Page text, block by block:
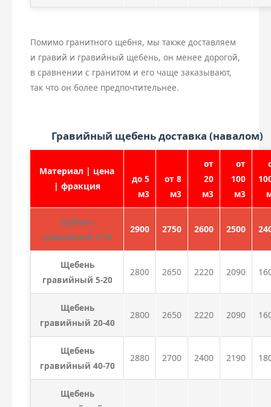
Помимо гранитного щебня, мы также доставляем
и гравий и гравийный щебень, он менее дорогой,
в сравнении с гранитом и его чаще заказывают,
так что он более предпочтительнее.
Гравийный щебень доставка (навалом)
Материал | цена
| фракция
до 5
м3
от 8
м3
от
20
м3
от
100
м3
Щебень
гравийный 3-10
2900 2750 2600 2500
Щебень
гравийный 5-20
2800 2650 2220 2090
Щебень
гравийный 20-40
2800 2650 2220 2090
Щебень
гравийный 40-70
2880 2700 2400 2190
Щебень